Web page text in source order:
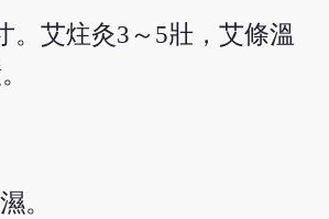
。艾炷灸3～5壯，艾條溫
。